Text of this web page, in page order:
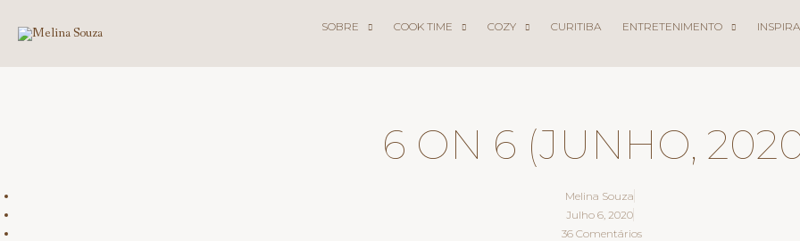
SOBRE COOK TIME COZY CURITIBA ENTRETENIMENTO
6 ON 6 (JUNHO,
Melina Souza
Julho 6, 2020
36 Comentários